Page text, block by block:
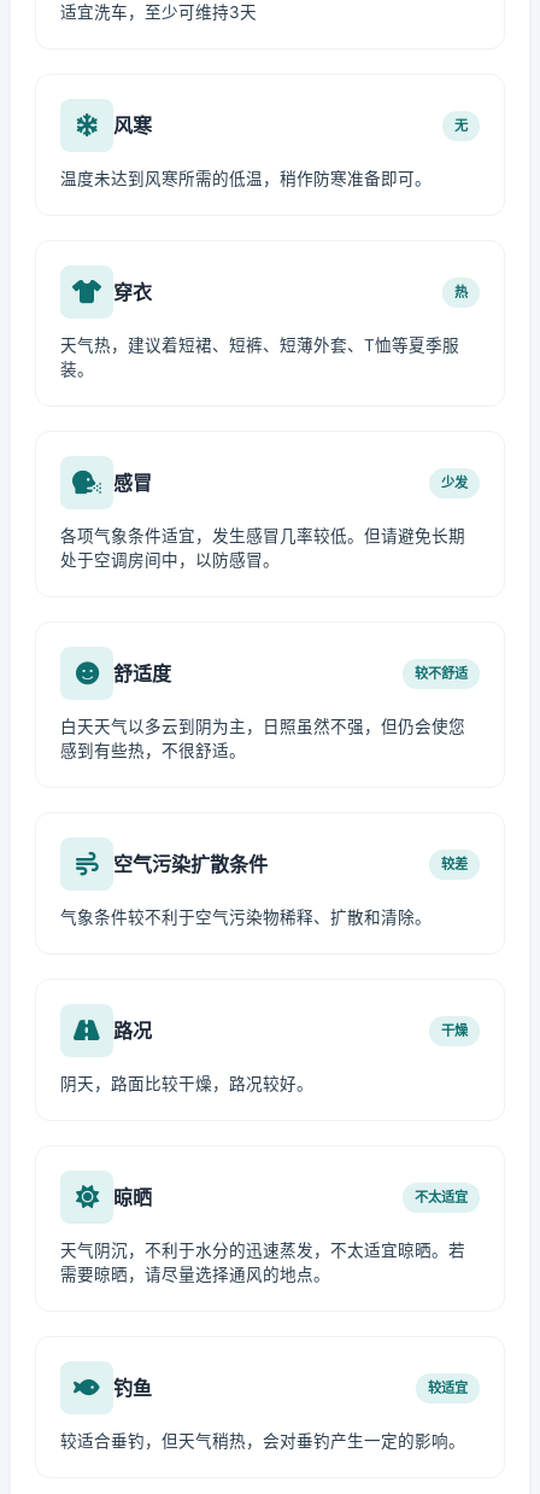
适宜洗车，至少可维持3天
风寒 无
温度未达到风寒所需的低温，稍作防寒准备即可。
穿衣 热
天气热，建议着短裙、短裤、短薄外套、T恤等夏季服
装。
感冒 少发
各项气象条件适宜，发生感冒几率较低。但请避免长期
处于空调房间中，以防感冒。
舒适度 较不舒适
白天天气以多云到阴为主，日照虽然不强，但仍会使您
感到有些热，不很舒适。
空气污染扩散条件 较差
气象条件较不利于空气污染物稀释、扩散和清除。
路况 干燥
阴天，路面比较干燥，路况较好。
晾晒 不太适宜
天气阴沉，不利于水分的迅速蒸发，不太适宜晾晒。若
需要晾晒，请尽量选择通风的地点。
钓鱼 较适宜
较适合垂钓，但天气稍热，会对垂钓产生一定的影响。